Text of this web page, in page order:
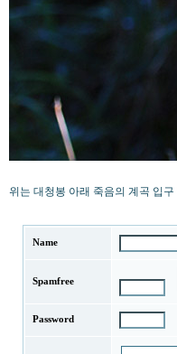
위는 대청봉 아래 죽음의 계곡 입
Name
Spamfree
Password